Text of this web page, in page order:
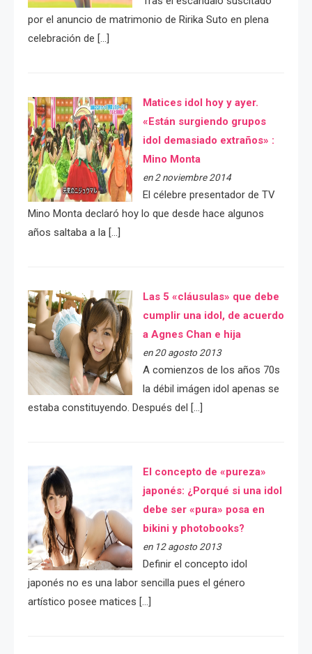
por el anuncio de matrimonio de Ririka Suto en plena
celebración de […]
Matices idol hoy y ayer.
«Están surgiendo grupos
idol demasiado extraños» :
Mino Monta
en 2 noviembre 2014
El célebre presentador de TV
Mino Monta declaró hoy lo que desde hace algunos
años saltaba a la […]
Las 5 «cláusulas» que debe
cumplir una idol, de acuerdo
a Agnes Chan e hija
en 20 agosto 2013
A comienzos de los años 70s
la débil imágen idol apenas se
estaba constituyendo. Después del […]
El concepto de «pureza»
japonés: ¿Porqué si una idol
debe ser «pura» posa en
bikini y photobooks?
en 12 agosto 2013
Definir el concepto idol
japonés no es una labor sencilla pues el género
artístico posee matices […]